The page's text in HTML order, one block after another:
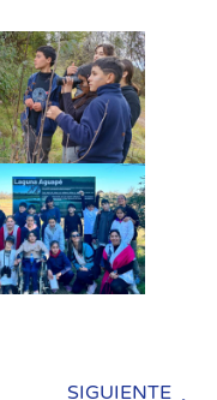
SIGUIENTE